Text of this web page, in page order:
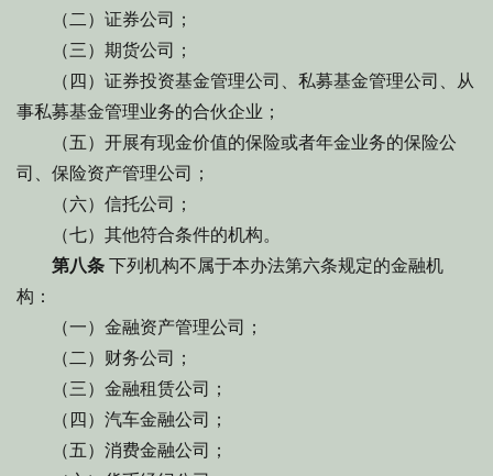
（二）证券公司；
（三）期货公司；
（四）证券投资基金管理公司、私募基金管理公司、从
事私募基金管理业务的合伙企业；
（五）开展有现金价值的保险或者年金业务的保险公
司、保险资产管理公司；
（六）信托公司；
（七）其他符合条件的机构。
第八条 下列机构不属于本办法第六条规定的金融机
构：
（一）金融资产管理公司；
（二）财务公司；
（三）金融租赁公司；
（四）汽车金融公司；
（五）消费金融公司；